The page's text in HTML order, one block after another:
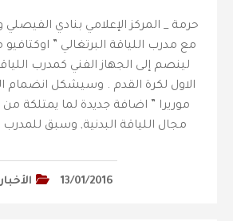
حرمة _ المركز الإعلامي بنادي الفيصلي
لينصم إلى الجهاز الفني كمدرب
الاول لكرة القدم . وسيشكل انضمام
موريرا ” اضافة جديدة لما يمتلكة
مجال اللياقة البدنية, وسبق
13/01/2016 الأخبار